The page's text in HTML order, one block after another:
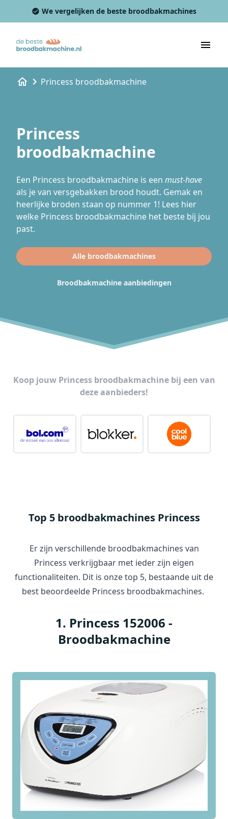
We vergelijken de beste broodbakmachines
Princess broodbakmachine
Princess
broodbakmachine
Een Princess broodbakmachine is een must-have
als je van versgebakken brood houdt. Gemak en
heerlijke broden staan op nummer 1! Lees hier
welke Princess broodbakmachine het beste bij jou
past.
Alle broodbakmachines
Broodbakmachine aanbiedingen
Koop jouw Princess broodbakmachine bij een van
deze aanbieders!
Top 5 broodbakmachines Princess
Er zijn verschillende broodbakmachines van
Princess verkrijgbaar met ieder zijn eigen
functionaliteiten. Dit is onze top 5, bestaande uit de
best beoordeelde Princess broodbakmachines.
1. Princess 152006 -
Broodbakmachine